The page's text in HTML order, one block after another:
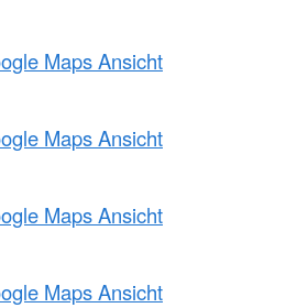
Maps Ansicht
Maps Ansicht
Maps Ansicht
Maps Ansicht